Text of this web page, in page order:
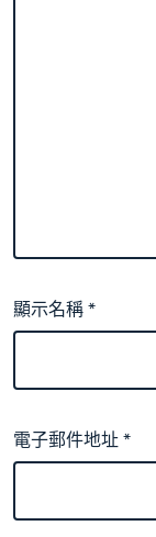
顯示名稱*
電子郵件地址*